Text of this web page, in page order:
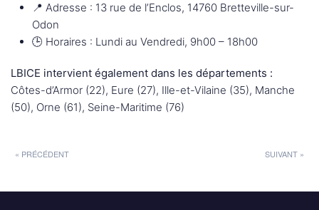
📍 Adresse : 13 rue de l’Enclos, 14760 Bretteville-sur-
Odon
🕒 Horaires : Lundi au Vendredi, 9h00 – 18h00
LBICE intervient également dans les départements :
Côtes-d’Armor (22), Eure (27), Ille-et-Vilaine (35), Manche
(50), Orne (61), Seine-Maritime (76)
« PRÉCÉDENT SUIVANT »